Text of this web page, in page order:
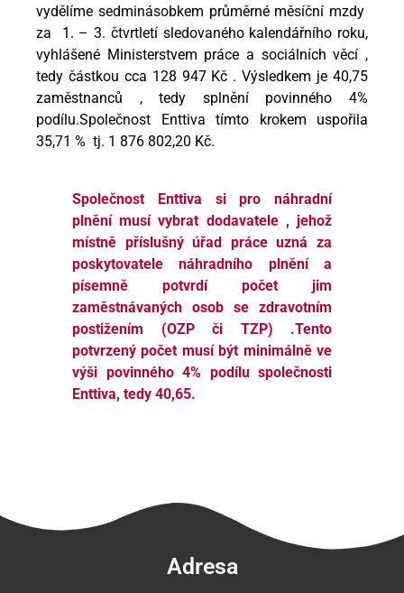
vydělíme sedminásobkem průměrné měsíční mzdy
za 1. – 3. čtvrtletí sledovaného kalendářního roku,
vyhlášené Ministerstvem práce a sociálních věcí ,
tedy částkou cca 128 947 Kč . Výsledkem je 40,75
zaměstnanců , tedy splnění povinného 4%
podílu.Společnost Enttiva tímto krokem uspořila
35,71 % tj. 1 876 802,20 Kč.
Společnost Enttiva si pro náhradní
plnění musí vybrat dodavatele , jehož
místně příslušný úřad práce uzná za
poskytovatele náhradního plnění a
písemně potvrdí počet jim
zaměstnávaných osob se zdravotním
postižením (OZP či TZP) .Tento
potvrzený počet musí být minimálně ve
výši povinného 4% podílu společnosti
Enttiva, tedy 40,65.
Adresa